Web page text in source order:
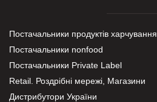
Постачальники продуктів харчування
Постачальники nonfood
Постачальники Private Label
Retail. Роздрібні мережі, Магазини
Дистрибутори України